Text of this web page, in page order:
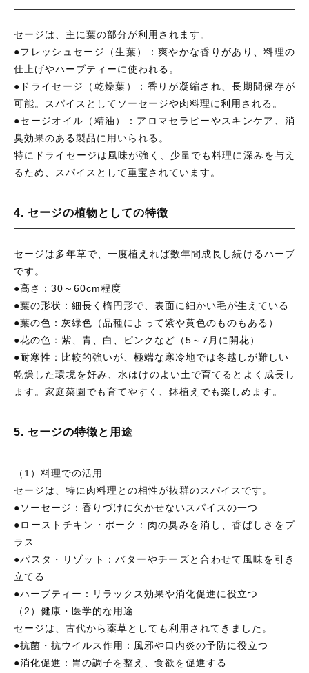
セージは、主に葉の部分が利用されます。
●フレッシュセージ（生葉）：爽やかな香りがあり、料理の
仕上げやハーブティーに使われる。
●ドライセージ（乾燥葉）：香りが凝縮され、長期間保存が
可能。スパイスとしてソーセージや肉料理に利用される。
●セージオイル（精油）：アロマセラピーやスキンケア、消
臭効果のある製品に用いられる。
特にドライセージは風味が強く、少量でも料理に深みを与え
るため、スパイスとして重宝されています。
4. セージの植物としての特徴
セージは多年草で、一度植えれば数年間成長し続けるハーブ
です。
●高さ：30～60cm程度
●葉の形状：細長く楕円形で、表面に細かい毛が生えている
●葉の色：灰緑色（品種によって紫や黄色のものもある）
●花の色：紫、青、白、ピンクなど（5～7月に開花）
●耐寒性：比較的強いが、極端な寒冷地では冬越しが難しい
乾燥した環境を好み、水はけのよい土で育てるとよく成長し
ます。家庭菜園でも育てやすく、鉢植えでも楽しめます。
5. セージの特徴と用途
（1）料理での活用
セージは、特に肉料理との相性が抜群のスパイスです。
●ソーセージ：香りづけに欠かせないスパイスの一つ
●ローストチキン・ポーク：肉の臭みを消し、香ばしさをプ
ラス
●パスタ・リゾット：バターやチーズと合わせて風味を引き
立てる
●ハーブティー：リラックス効果や消化促進に役立つ
（2）健康・医学的な用途
セージは、古代から薬草としても利用されてきました。
●抗菌・抗ウイルス作用：風邪や口内炎の予防に役立つ
●消化促進：胃の調子を整え、食欲を促進する